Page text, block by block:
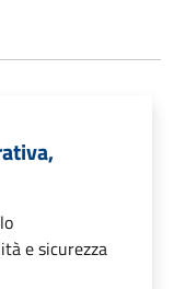
e sicurezza